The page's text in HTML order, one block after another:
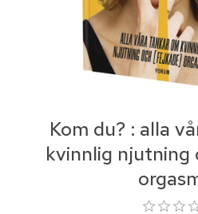
Kom du? : alla
kvinnlig njutning